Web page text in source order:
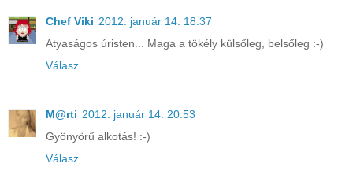
Chef Viki 2012. január 14. 18:37
Atyaságos úristen... Maga a tökély külsőleg, belsőleg :-)
Válasz
M@rti 2012. január 14. 20:53
Gyönyörű alkotás! :-)
Válasz